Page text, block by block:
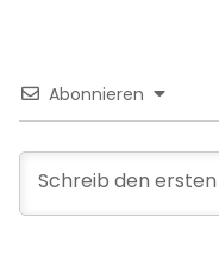
Abonnieren